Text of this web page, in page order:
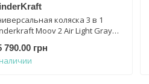
коляска 3 в 1
Moov 2 Air Light Gray
790.00 грн